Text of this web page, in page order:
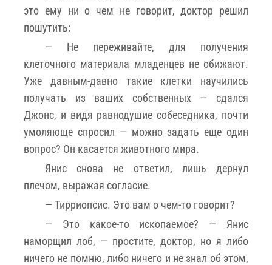
это ему ни о чем не говорит, доктор решил
пошутить:
— Не переживайте, для получения
клеточного материала младенцев не обижают.
Уже давным-давно такие клетки научились
получать из ваших собственных — сдался
Джонс, и видя равнодушие собеседника, почти
умоляюще спросил — можно задать еще один
вопрос? Он касается животного мира.
Янис снова не ответил, лишь дернул
плечом, выражая согласие.
— Тирриопсис. Это вам о чем-то говорит?
— Это какое-то ископаемое? — Янис
наморщил лоб, — простите, доктор, но я либо
ничего не помню, либо ничего и не знал об этом,